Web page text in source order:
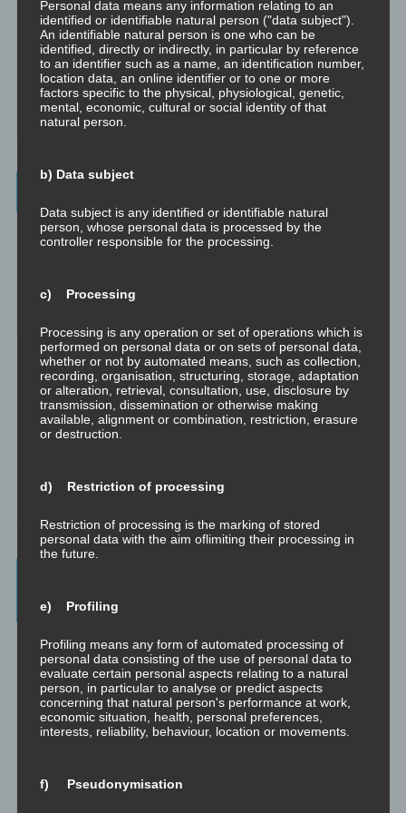
Christoph – Unternehmensberatung, Personenberatung und
Supervision:
☞ www.christoph.solutions
Psychologische Beratung:
☞ psychologischeberatung.online
Das Beste aus vielen Welten und Zeitaltern: Yoga (Raja, Hatha,
Jnana, Laya, Kriya, Kundalini), Tantra (weiß, rot, schwarz, Kaula,
Schamanismus, Huna, Achtsamkeit & Bewusstheit, Sex-Magick, Life
Ausbildung
Beratung
Beratung ist das individuelle Aufarbeiten verschiedenster
Problemstellungen durch Interaktion zwischen einer unabhängigen
Person und einem Klienten.
Mentoring
und einem Klienten.
Personal data means any information relating to an
identified or identifiable natural person ("data subject").
An identifiable natural person is one who can be
identified, directly or indirectly, in particular by reference
to an identifier such as a name, an identification number,
location data, an online identifier or to one or more
factors specific to the physical, physiological, genetic,
mental, economic, cultural or social identity of that
natural person.
b) Data subject
Data subject is any identified or identifiable natural
person, whose personal data is processed by the
controller responsible for the processing.
c) Processing
Processing is any operation or set of operations which is
performed on personal data or on sets of personal data,
whether or not by automated means, such as collection,
recording, organisation, structuring, storage, adaptation
or alteration, retrieval, consultation, use, disclosure by
transmission, dissemination or otherwise making
available, alignment or combination, restriction, erasure
or destruction.
d) Restriction of processing
Restriction of processing is the marking of stored
personal data with the aim oflimiting their processing in
the future.
e) Profiling
Profiling means any form of automated processing of
personal data consisting of the use of personal data to
evaluate certain personal aspects relating to a natural
person, in particular to analyse or predict aspects
concerning that natural person's performance at work,
economic situation, health, personal preferences,
interests, reliability, behaviour, location or movements.
f) Pseudonymisation